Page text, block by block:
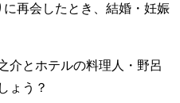
再会したとき、結婚・妊娠
介とホテルの料理人・野呂
ょう？